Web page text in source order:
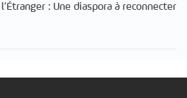
: Une diaspora à reconnecter